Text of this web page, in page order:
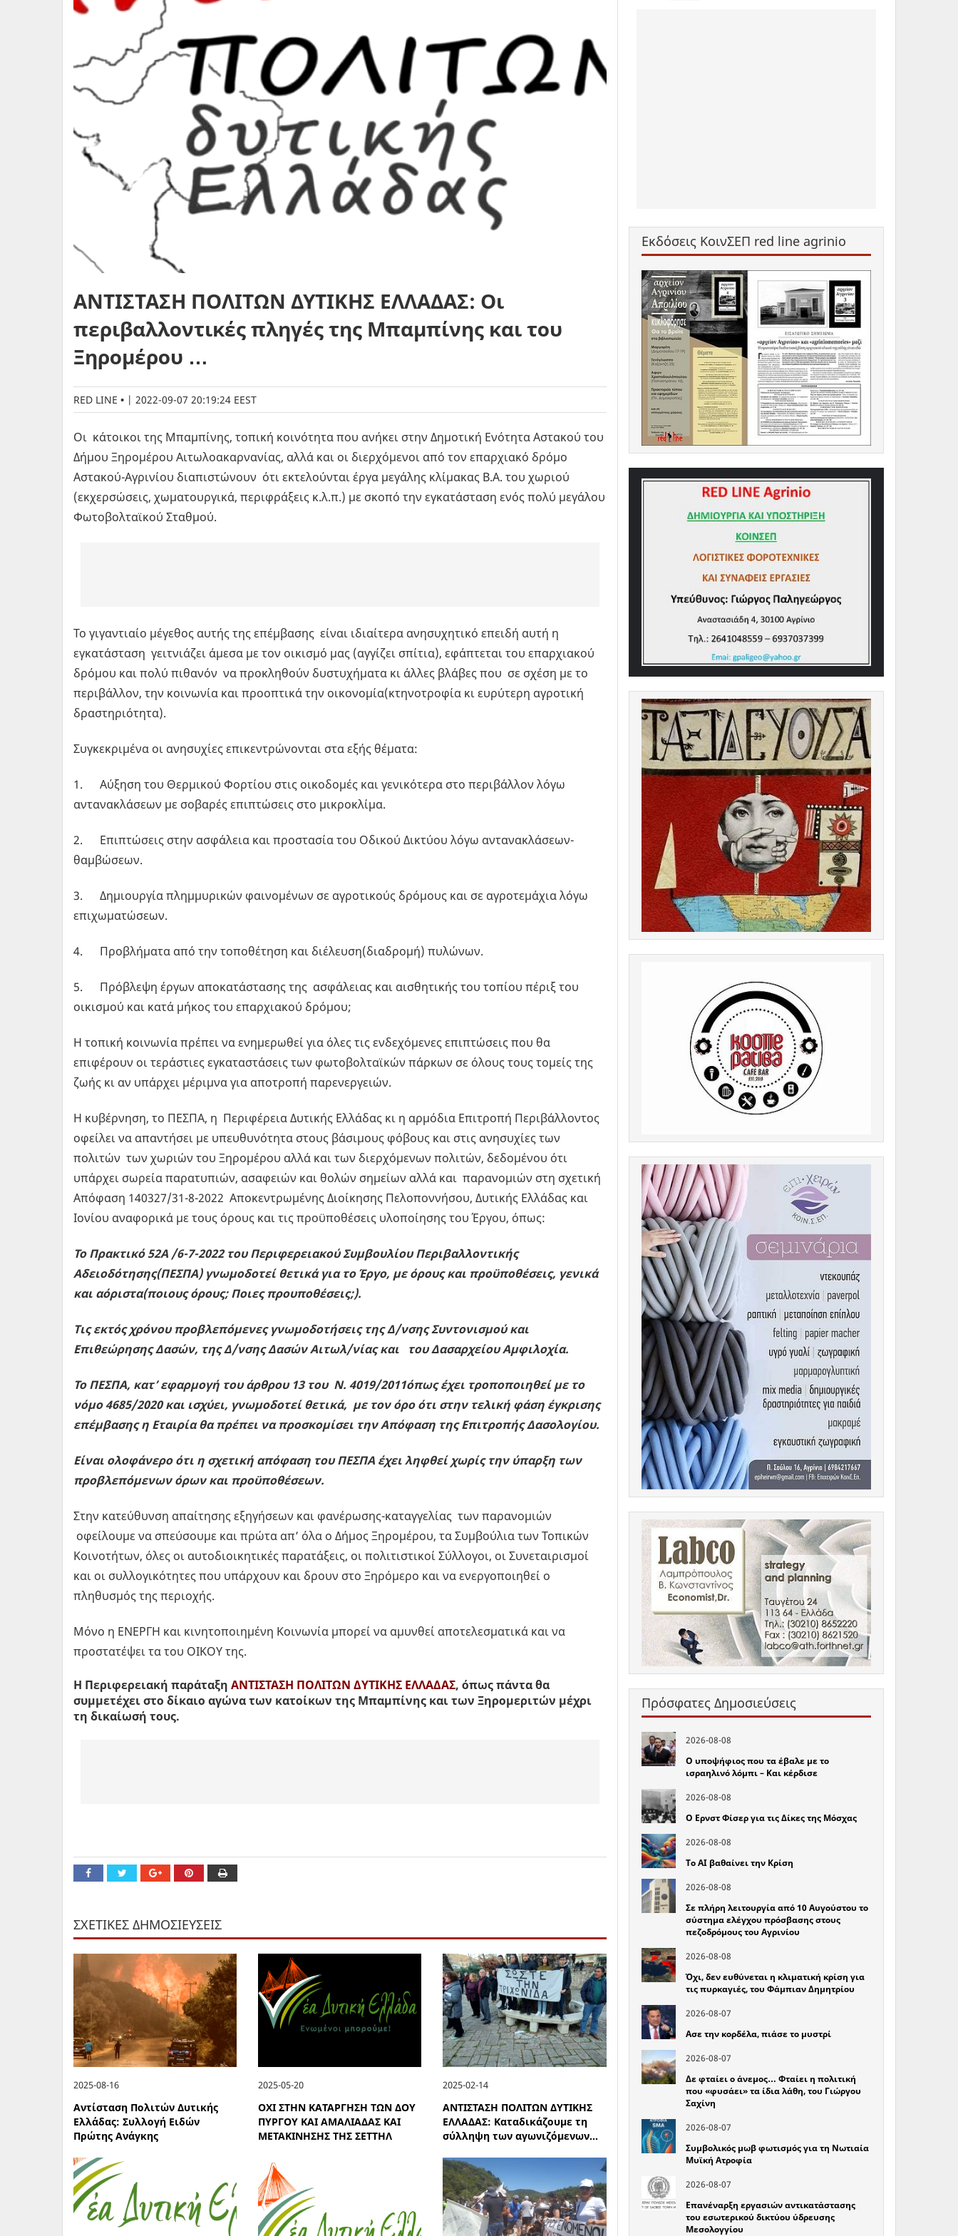
ΑΝΤΙΣΤΑΣΗ ΠΟΛΙΤΩΝ ΔΥΤΙΚΗΣ ΕΛΛΑΔΑΣ: Οι
περιβαλλοντικές πληγές της Μπαμπίνης και του
Ξηρομέρου …
RED LINE | 2022-09-07 20:19:24 EEST
Οι κάτοικοι της Μπαμπίνης, τοπική κοινότητα που ανήκει στην Δημοτική Ενότητα Αστακού του
Δήμου Ξηρομέρου Αιτωλοακαρνανίας, αλλά και οι διερχόμενοι από τον επαρχιακό δρόμο
Αστακού-Αγρινίου διαπιστώνουν ότι εκτελούνται έργα μεγάλης κλίμακας Β.Α. του χωριού
(εκχερσώσεις, χωματουργικά, περιφράξεις κ.λ.π.) με σκοπό την εγκατάσταση ενός πολύ μεγάλου
Φωτοβολταϊκού Σταθμού.
Το γιγαντιαίο μέγεθος αυτής της επέμβασης είναι ιδιαίτερα ανησυχητικό επειδή αυτή η
εγκατάσταση γειτνιάζει άμεσα με τον οικισμό μας (αγγίζει σπίτια), εφάπτεται του επαρχιακού
δρόμου και πολύ πιθανόν να προκληθούν δυστυχήματα κι άλλες βλάβες που σε σχέση με το
περιβάλλον, την κοινωνία και προοπτικά την οικονομία(κτηνοτροφία κι ευρύτερη αγροτική
δραστηριότητα).
Συγκεκριμένα οι ανησυχίες επικεντρώνονται στα εξής θέματα:
1. Αύξηση του Θερμικού Φορτίου στις οικοδομές και γενικότερα στο περιβάλλον λόγω
αντανακλάσεων με σοβαρές επιπτώσεις στο μικροκλίμα.
2. Επιπτώσεις στην ασφάλεια και προστασία του Οδικού Δικτύου λόγω αντανακλάσεων-
θαμβώσεων.
3. Δημιουργία πλημμυρικών φαινομένων σε αγροτικούς δρόμους και σε αγροτεμάχια λόγω
επιχωματώσεων.
4. Προβλήματα από την τοποθέτηση και διέλευση(διαδρομή) πυλώνων.
5. Πρόβλεψη έργων αποκατάστασης της ασφάλειας και αισθητικής του τοπίου πέριξ του
οικισμού και κατά μήκος του επαρχιακού δρόμου;
Η τοπική κοινωνία πρέπει να ενημερωθεί για όλες τις ενδεχόμενες επιπτώσεις που θα
επιφέρουν οι τεράστιες εγκαταστάσεις των φωτοβολταϊκών πάρκων σε όλους τους τομείς της
ζωής κι αν υπάρχει μέριμνα για αποτροπή παρενεργειών.
Η κυβέρνηση, το ΠΕΣΠΑ, η Περιφέρεια Δυτικής Ελλάδας κι η αρμόδια Επιτροπή Περιβάλλοντος
οφείλει να απαντήσει με υπευθυνότητα στους βάσιμους φόβους και στις ανησυχίες των
πολιτών των χωριών του Ξηρομέρου αλλά και των διερχόμενων πολιτών, δεδομένου ότι
υπάρχει σωρεία παρατυπιών, ασαφειών και θολών σημείων αλλά και παρανομιών στη σχετική
Απόφαση 140327/31-8-2022 Αποκεντρωμένης Διοίκησης Πελοποννήσου, Δυτικής Ελλάδας και
Ιονίου αναφορικά με τους όρους και τις προϋποθέσεις υλοποίησης του Έργου, όπως:
Το Πρακτικό 52Α /6-7-2022 του Περιφερειακού Συμβουλίου Περιβαλλοντικής
Αδειοδότησης(ΠΕΣΠΑ) γνωμοδοτεί θετικά για το Έργο, με όρους και προϋποθέσεις, γενικά
και αόριστα(ποιους όρους; Ποιες προυποθέσεις;).
Τις εκτός χρόνου προβλεπόμενες γνωμοδοτήσεις της Δ/νσης Συντονισμού και
Επιθεώρησης Δασών, της Δ/νσης Δασών Αιτωλ/νίας και του Δασαρχείου Αμφιλοχία.
Το ΠΕΣΠΑ, κατ’ εφαρμογή του άρθρου 13 του Ν. 4019/2011όπως έχει τροποποιηθεί με το
νόμο 4685/2020 και ισχύει, γνωμοδοτεί θετικά, με τον όρο ότι στην τελική φάση έγκρισης
επέμβασης η Εταιρία θα πρέπει να προσκομίσει την Απόφαση της Επιτροπής Δασολογίου.
Είναι ολοφάνερο ότι η σχετική απόφαση του ΠΕΣΠΑ έχει ληφθεί χωρίς την ύπαρξη των
προβλεπόμενων όρων και προϋποθέσεων.
Στην κατεύθυνση απαίτησης εξηγήσεων και φανέρωσης-καταγγελίας των παρανομιών
οφείλουμε να σπεύσουμε και πρώτα απ’ όλα ο Δήμος Ξηρομέρου, τα Συμβούλια των Τοπικών
Κοινοτήτων, όλες οι αυτοδιοικητικές παρατάξεις, οι πολιτιστικοί Σύλλογοι, οι Συνεταιρισμοί
και οι συλλογικότητες που υπάρχουν και δρουν στο Ξηρόμερο και να ενεργοποιηθεί ο
πληθυσμός της περιοχής.
Μόνο η ΕΝΕΡΓΗ και κινητοποιημένη Κοινωνία μπορεί να αμυνθεί αποτελεσματικά και να
προστατέψει τα του ΟΙΚΟΥ της.
Η Περιφερειακή παράταξη ΑΝΤΙΣΤΑΣΗ ΠΟΛΙΤΩΝ ΔΥΤΙΚΗΣ ΕΛΛΑΔΑΣ, όπως πάντα θα
συμμετέχει στο δίκαιο αγώνα των κατοίκων της Μπαμπίνης και των Ξηρομεριτών μέχρι
τη δικαίωσή τους.
ΣΧΕΤΙΚΕΣ ΔΗΜΟΣΙΕΥΣΕΙΣ
2025-08-16
Αντίσταση Πολιτών Δυτικής
Ελλάδας: Συλλογή Ειδών
Πρώτης Ανάγκης
2025-05-20
ΟΧΙ ΣΤΗΝ ΚΑΤΑΡΓΗΣΗ ΤΩΝ ΔΟΥ
ΠΥΡΓΟΥ ΚΑΙ ΑΜΑΛΙΑΔΑΣ ΚΑΙ
ΜΕΤΑΚΙΝΗΣΗΣ ΤΗΣ ΣΕΤΤΗΛ
2025-02-14
ΑΝΤΙΣΤΑΣΗ ΠΟΛΙΤΩΝ ΔΥΤΙΚΗΣ
ΕΛΛΑΔΑΣ: Καταδικάζουμε τη
σύλληψη των αγωνιζόμενων...
Εκδόσεις ΚοινΣΕΠ red line agrinio
Πρόσφατες Δημοσιεύσεις
2026-08-08
Ο υποψήφιος που τα έβαλε με το
ισραηλινό λόμπι – Και κέρδισε
2026-08-08
Ο Ερνστ Φίσερ για τις Δίκες της Μόσχας
2026-08-08
Το ΑΙ βαθαίνει την Κρίση
2026-08-08
Σε πλήρη λειτουργία από 10 Αυγούστου το
σύστημα ελέγχου πρόσβασης στους
πεζοδρόμους του Αγρινίου
2026-08-08
Όχι, δεν ευθύνεται η κλιματική κρίση για
τις πυρκαγιές, του Φάμπιαν Δημητρίου
2026-08-07
Ασε την κορδέλα, πιάσε το μυστρί
2026-08-07
Δε φταίει ο άνεμος… Φταίει η πολιτική
που «φυσάει» τα ίδια λάθη, του Γιώργου
Σαχίνη
2026-08-07
Συμβολικός μωβ φωτισμός για τη Νωτιαία
Μυϊκή Ατροφία
2026-08-07
Επανέναρξη εργασιών αντικατάστασης
του εσωτερικού δικτύου ύδρευσης
Μεσολογγίου